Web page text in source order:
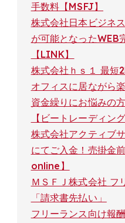
手数料【MSFJ】
株式会社日本ビジネ
が可能となったWEB
【LINK】
株式会社ｈｓ１ 最短
オフィスに居ながら
資金繰りにお悩みの
【ビートレーディング
株式会社アクティブ
にてご入金！売掛金
online】
ＭＳＦＪ株式会社 フ
「請求書先払い」
フリーランス向け報